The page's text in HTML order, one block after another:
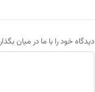
دیدگاه خود را با ما در میان